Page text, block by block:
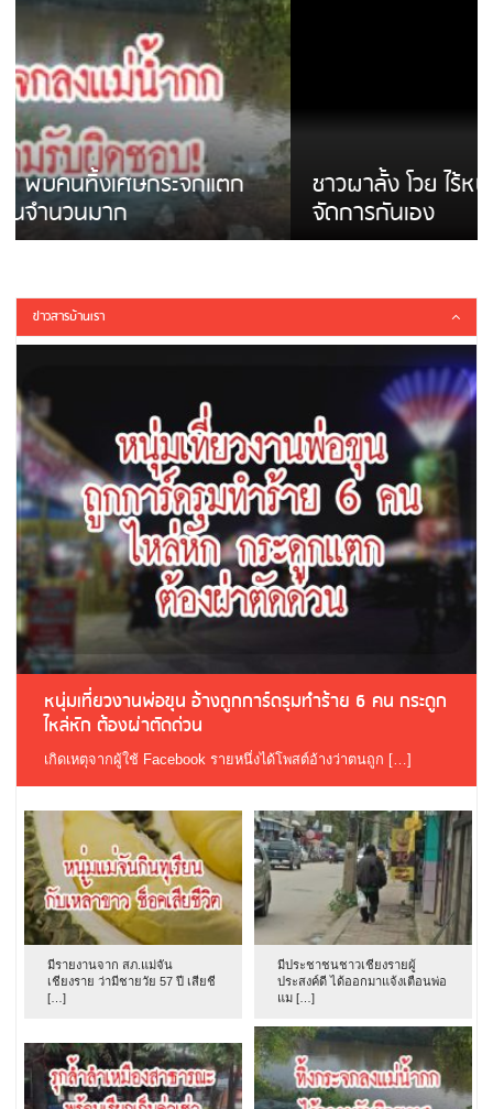
ชาวผาลั้ง โวย ไร้หน่วยงานดูแล ดินสไลด์ ต้อง
จัดการกันเอง
ข่าวสารบ้านเรา
หนุ่มเที่ยวงานพ่อขุน อ้างถูกการ์ดรุมทำร้าย 6 คน กระดูก
ไหล่หัก ต้องผ่าตัดด่วน
เกิดเหตุจากผู้ใช้ Facebook รายหนึ่งได้โพสต์อ้างว่าตนถูก […]
มีรายงานจาก สภ.แม่จัน
เชียงราย ว่ามีชายวัย 57 ปี เสียชี
[…]
มีประชาชนชาวเชียงรายผู้
ประสงค์ดี ได้ออกมาแจ้งเตือนพ่อ
แม […]